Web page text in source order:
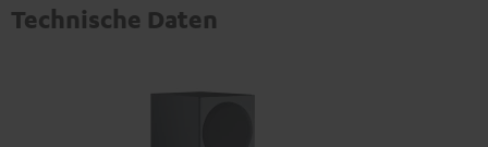
Technische Daten